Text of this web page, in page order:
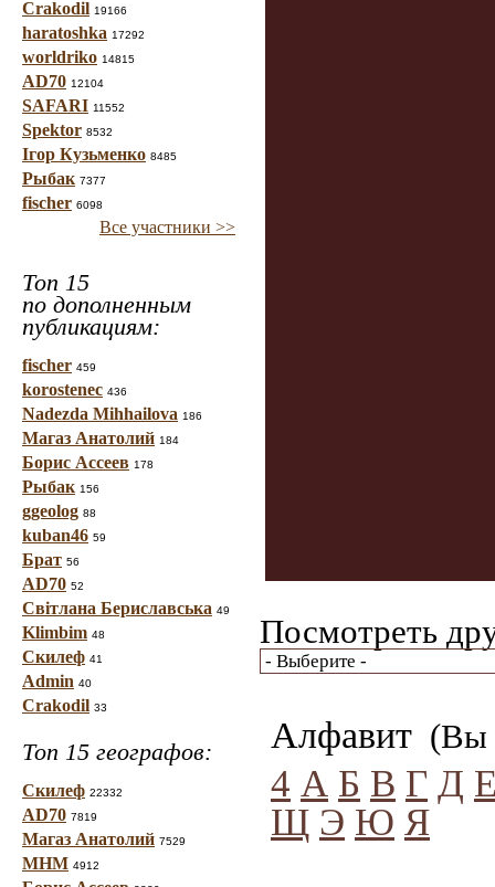
Crakodil 19166
haratoshka 17292
worldriko 14815
AD70 12104
SAFARI 11552
Spektor 8532
Ігор Кузьменко 8485
Рыбак 7377
fischer 6098
Все участники >>
Топ 15
по дополненным
публикациям:
fischer 459
korostenec 436
Nadezda Mihhailova 186
Магаз Анатолий 184
Борис Ассеев 178
Рыбак 156
ggeolog 88
kuban46 59
Брат 56
AD70 52
Світлана Бериславська 49
Klimbim 48
Скилеф 41
Admin 40
Crakodil 33
Топ 15 географов:
Скилеф 22332
AD70 7819
Магаз Анатолий 7529
МНМ 4912
Посмотреть
Алфавит (Вы
4 А Б В Г Д
Щ Э Ю Я